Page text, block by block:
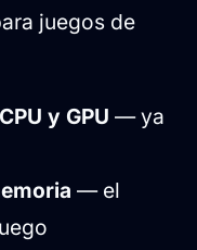
juegos de
y GPU — ya
— el